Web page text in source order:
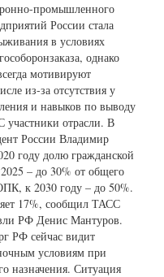
промышленного
России стала
в условиях
однако
мотивируют
из-за отсутствия у
и навыков по выводу
участники отрасли. В
России Владимир
году долю гражданской
– до 30% от общего
к 2030 году – до 50%.
17%, сообщил ТАСС
РФ Денис Мантуров.
РФ сейчас видит
условиям при
назначения. Ситуация